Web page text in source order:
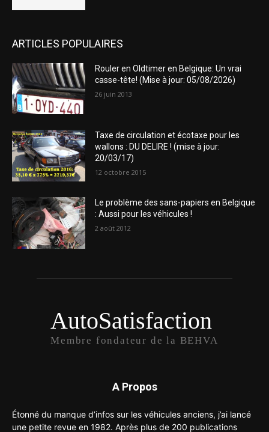
ARTICLES POPULAIRES
Rouler en Oldtimer en Belgique: Un vrai
casse-tête! (Mise à jour: 05/08/2026)
26 juin 2013
Taxe de circulation et écotaxe pour les
wallons : DU DELIRE ! (mise à jour:
20/03/17)
12 octobre 2015
Le problème des sans-papiers en Belgique
: Aussi pour les véhicules !
2 août 2012
AutoSatisfaction
Membre fondateur de la BEHVA
A Propos
Étonné du manque d’infos sur les véhicules anciens, j’ai lancé
une petite revue en 1982. Après plus de 200 publications